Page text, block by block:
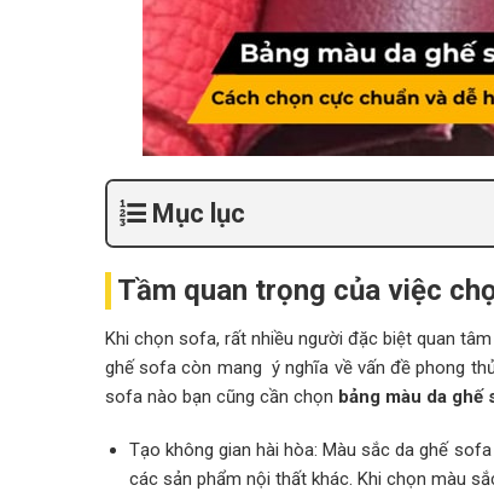
Mục lục
Tầm quan trọng của việc
Khi chọn sofa, rất nhiều người đặc biệt quan
ghế sofa còn mang ý nghĩa về vấn đề phong
sofa nào bạn cũng cần chọn bảng màu da ghế
Tạo không gian hài hòa: Màu sắc da ghế
các sản phẩm nội thất khác. Khi chọn màu